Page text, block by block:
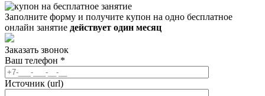
Заполните форму и получите купон на одно бесплатное
онлайн занятие действует один месяц
Заказать звонок
Ваш телефон *
Источник (url)